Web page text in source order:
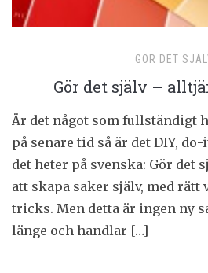
GÖR DET
Gör det själv –
Är det något som fullständigt
på senare tid så är det DIY,
det heter på svenska: Gör det
att skapa saker själv, med rätt
tricks. Men detta är ingen ny
länge och handlar […]